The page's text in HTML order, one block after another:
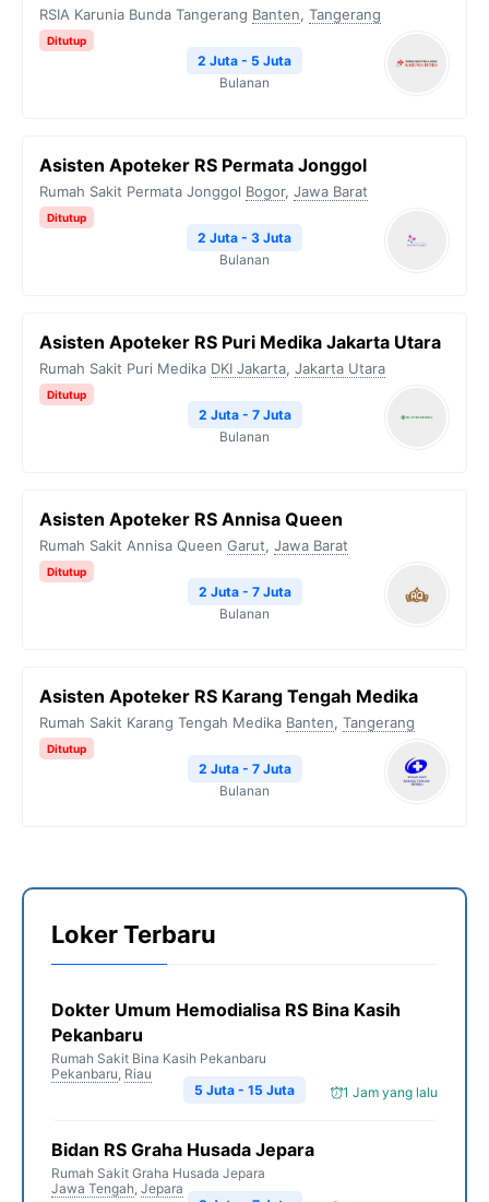
RSIA Karunia Bunda Tangerang Banten, Tangerang
Ditutup
2 Juta - 5 Juta
Bulanan
Asisten Apoteker RS Permata Jonggol
Rumah Sakit Permata Jonggol Bogor, Jawa Barat
Ditutup
2 Juta - 3 Juta
Bulanan
Asisten Apoteker RS Puri Medika Jakarta Utara
Rumah Sakit Puri Medika DKI Jakarta, Jakarta Utara
Ditutup
2 Juta - 7 Juta
Bulanan
Asisten Apoteker RS Annisa Queen
Rumah Sakit Annisa Queen Garut, Jawa Barat
Ditutup
2 Juta - 7 Juta
Bulanan
Asisten Apoteker RS Karang Tengah Medika
Rumah Sakit Karang Tengah Medika Banten, Tangerang
Ditutup
2 Juta - 7 Juta
Bulanan
Loker Terbaru
Dokter Umum Hemodialisa RS Bina Kasih
Pekanbaru
Rumah Sakit Bina Kasih Pekanbaru
Pekanbaru, Riau
1 Jam yang lalu
5 Juta - 15 Juta
Bidan RS Graha Husada Jepara
Rumah Sakit Graha Husada Jepara
Jawa Tengah, Jepara